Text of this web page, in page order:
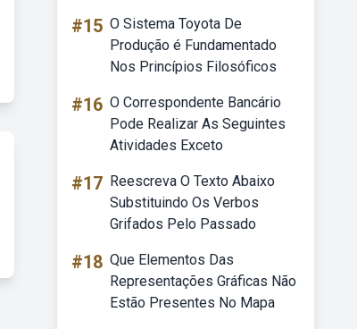
#15 O Sistema Toyota De
Produção é Fundamentado
Nos Princípios Filosóficos
#16 O Correspondente Bancário
Pode Realizar As Seguintes
Atividades Exceto
#17 Reescreva O Texto Abaixo
Substituindo Os Verbos
Grifados Pelo Passado
#18 Que Elementos Das
Representações Gráficas Não
Estão Presentes No Mapa